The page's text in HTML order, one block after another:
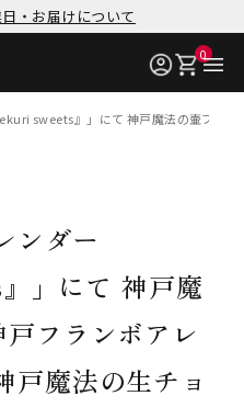
・お届けについて
0
sweets』」にて 神戸魔法の壷プリ
ンダー
」にて 神戸魔
フランボアレ
戸魔法の生チョ